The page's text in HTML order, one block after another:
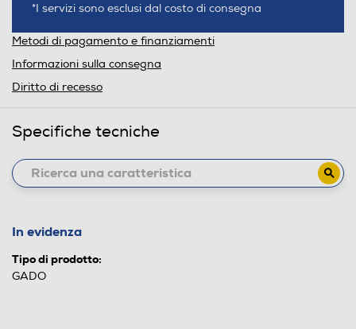
*I servizi sono esclusi dal costo di consegna
Metodi di pagamento e finanziamenti
Informazioni sulla consegna
Diritto di recesso
Specifiche tecniche
In evidenza
Tipo di prodotto:
GADO